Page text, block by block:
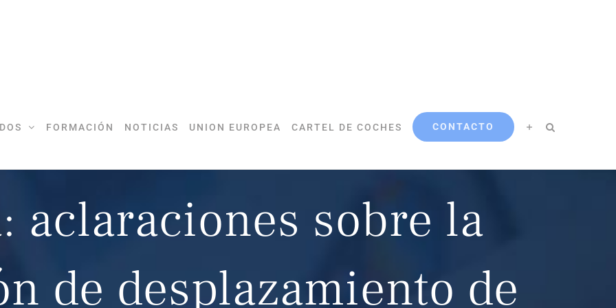
FORMACIÓN NOTICIAS UNION EUROPEA CARTEL DE COCHES CONTACTO
aclaraciones sobre la
de desplazamiento de